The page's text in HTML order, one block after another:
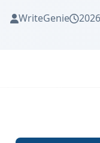
WriteGenie